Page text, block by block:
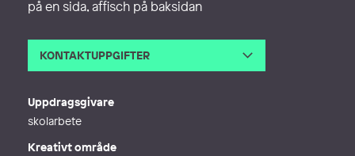
på en sida, affisch på baksidan
KONTAKTUPPGIFTER
Uppdragsgivare
skolarbete
Kreativt område